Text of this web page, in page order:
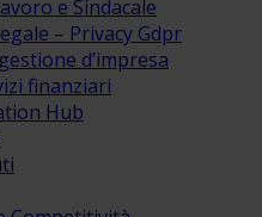
e Sindacale
– Privacy Gdpr
d’impresa
finanziari
Hub